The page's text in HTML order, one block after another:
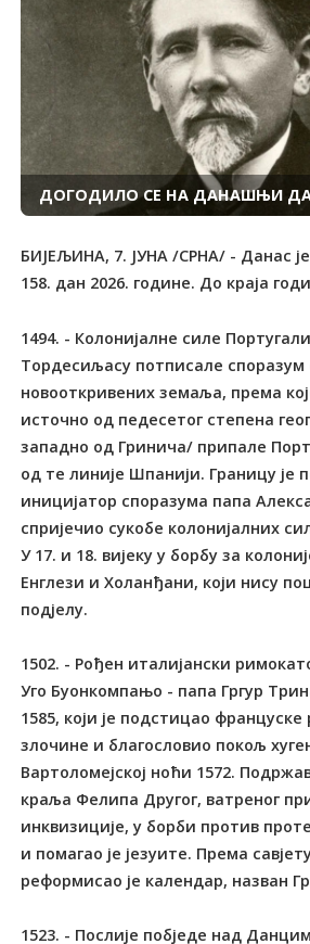
ДОГОДИЛО СЕ НА ДАНАШЊИ
БИЈЕЉИНА, 7. ЈУНА /СРНА/ - Данас је
158. дан 2026. године. До краја
1494. - Колонијалне силе Португалија и Шпанија у Тордесиљасу потписале споразум о подјели новооткривених земаља, према којем су територије источно од педесетог степена географске дужине /западно од Гринича/ припале Португалији, а западно од те линије Шпанији. Границу је повукао иницијатор споразума папа Александар Шести да би спријечио сукобе колонијалних сила у Новом свијету. У 17. и 18. вијеку у борбу за колоније умијешали су се Енглези и Холанђани, који нису поштовали папину подјелу. 1502. - Рођен италијански римокатолички свештеник Уго Буонкомпањо - папа Гргур Тринаести од 1572. до 1585, који је подстицао француске римокатолике на злочине и благословио покољ хугенота у Вартоломејској ноћи 1572. Подржавао је шпанског краља Фелипа Другог, ватреног присталицу инквизиције, у борби против протестантске Енглеске и помагао је језуите. Према савјету астронома, 1582. реформисао је календар, назван Грегоријански. 1523. - Послије побједе над Данцима Густав Ваза проглашен краљем Шведске под именом Густав Први. 1848. - Рођен Француз Пол Гоген, један од највећих сликара 19. вијека, чији је умјетнички поглед изграђен на противставу импресионистичком схватању. Сликарством је почео да се бави аматерски, а његов поступак карактеришу поједностављени облици у чврстој контури, широко третирани планови, богата хроматска скала, јаки контрасти боја, укидање перспективе. Тако настала синтетичка форма, мирна, робустна и монументална, натопљена је поезијом чисте чулности, а тема је најчешће егзотичан свијет домородаца тахићанског острва Фату-Ива, међу којима је дуго живио. Бавио се и скулптуром. Снажно је утицао на развој експресионизма и формирање фовизма. Најзначајније слике је урадио током два боравка на Тахитију, гдје је побјегао од цивилизације - "Черетање", "Двије дјевојке с Тахитија", "Материнство", "Бијели коњ", "Племкиња"... На Тахитију је отворен музеј "Пол Гоген". 1848. - Умро руски књижевни критичар и филозоф Висарион Григорјевич Бјелински, оснивач руске реалистичке естетике. Формулисао је теоријску основу новог правца у руској књижевности, названог "натурална школа". Настојећи да критици створи филозофску основу, проучавао је њемачку филозофију. Књижевност је посматрао као друштвену појаву и разлику између ње и науке видио је у томе што пјесник "мисли у сликама" и, за разлику од научника, "не доказује истину, већ је показује". Жестоко се борио против вулгарносоциолошког приступа и формулисао је социолошки акцентоване естетичке критеријуме на којима су изградили учење Николај Доброљубов и Николај Чернишевски. Написао је сјајне приказе дјела Александра Пушкина, Михаила Љермонтова и Николаја Гогоља, а његово "Писмо Гогољу" је образац прецизности и оштрине критичке мисли. Дјела: "О руској повијести и о повијестима Гогоља", "Књижевне маштарије", "Јунак наших дана", "Пјесме М. Љермонтова", "Диоба поезије на родове и видове", "Ријеч о критици", "Путовања Чичикова или `Мртве душе`", "И. А. Крилов", "Дјела Александра Пушкина". 1861. - У америчком граду Њу Орлеансу изведена прва представа стриптиза, у којој се једна балерина свлачила уз оскудно освјетљење. 1862. - САД и Велика Британија потписале споразум о сузбијању трговине робљем. 1867. - Рођен аустралијски писац Хенри Арчибалд Ларсен, познат као Хенри Арчибалд Лосон, вјерни сликар аустралијског колорита. Путовао је као морнар и рано почео да пише пјесме о пролетерима. Дјела: "Кратке приче у прози и стиху", "Земља из које сам дошао", "Дјеца прашуме", "Кад сам био краљ и друге приче", "Звијезда Аустралије". 1882. - Рођен српски љекар Константин Пејичић, директор Текелијанума - српске школе у Будимпешти. Медицину је завршио и докторирао у Пешти. Био је активан у политичком и јавном животу Срба у Војводини и један је од првих сарадника Летописа Матице српске, а сарађивао је и у "Сербским новинама". Био је поштовалац Доситеја Обрадовића и пропагатор његових идеја. 1896. - Рођен мађарски државник Имре Нађ, премијер од 1953. до октобра 1956, кад је у Мађарској избила антикомунистичка побуна. Као мобилисани аустроугарски војник заробљен је 1917. у Русији и потом је учествовао у борбама за учвршћење совјетске власти послије Октобарске револуције. Комуниста је постао 1918. и по повратку у Мађарску 1921. борио се против фашистичког режима Миклоша Хортија. Ухапшен је 1927. и емигрирао 1928. у Аустрију, а 1930. у СССР. Крајем 1944. се вратио у отаџбину с Црвеном армијом и као представник Комунистичке партије Мађарске у Привременој влади постао министар пољопривреде. Од 1945. до 1947. био је министар унутрашњих послова, послије чега је до 1953. обављао више државних и партијских функција. Бавио се и научним радом из области пољопривреде и аграрне политике и био члан Мађарске академије наука. Кад су совјетске трупе скршиле побуну - за коју је Москва кривила Нађа - склонио се у амбасаду Југославије у Будимпешти, али је касније изручен, послије чега му је на тајном монтираном процесу изречена смртна казна и 1958. је објешен као издајник. 1905. - Норвешки Стортинг донио одлуку о одвајању Норвешке од Шведске. 1917. - Рођен амерички филмски глумац, пјевач и забављач Дино Пол Крочети, познат као Дин Мартин, који је почетну славу стекао у тандему с комичарем Џеријем Луисом, с којим је снимио 18 филмова. Играо је и у многим вестернима и криминалистичким филмовима. Филмови: "Артисти и модели", "Холивуд или пропаст", "Рио Браво", "Четворо за Тексас". 1920. - Рођен француски политичар и публициста Жорж Марше, генерални секретар Француске Комунистичке партије од 1972. до 1994. Осамдесетих година 20. вијека се, под утицајем италијанских комунистичких реформиста, вербално опредијелио за политику "еврокомунизма", али је у суштини остао вјеран стаљинистичком поимању комунизма, подређујући своју партију прије свега интересима Москве. Дјела: "Шта је Француска Комунистичка партија?", "Демократски изазов", "Политика Француске Комунистичке партије", "Говоримо отворено", "Одговори", "Нада у садашњост". 1928. - Рођен амерички филмски режисер Џејмс Ајвори, који је током већег дијела каријере снимао у Индији, оставши вјеран темама из те земље и послије преласка у Европу. Филмови: "Кућевласник", "Шекспир-Валах", "Гуру", "Дивљи", "Квартет", "Врелина и прашина". 1935. - Умро српски хемичар Сима Лозанић, први ректор Београдског универзитета, члан Српске краљевске академије. Био је професор хемије на Филозофском факултету Велике школе и потом Универзитета у Београду, министар привреде и спољних послова у владама Србије 1894. и 1905. Изучавао је органску хемију, агрикултурну хемију и минералне сировине. 1935. - Умро руски биолог Иван Владимирович Мичурин, који се бавио побољшањем сорти воћака, годинама експериментишући с аклиматизацијом биљака на хладне зиме. Различитим поступцима - хибридизацијом, селекцијом и калемљењем - одгојио низ отпорних сорти трешања, кајсија, винове лозе и вишања. 1938. - Студенти Универзитета у Београду организовали академију посвећену одбрани Чехословачке од нацистичке Њемачке, под